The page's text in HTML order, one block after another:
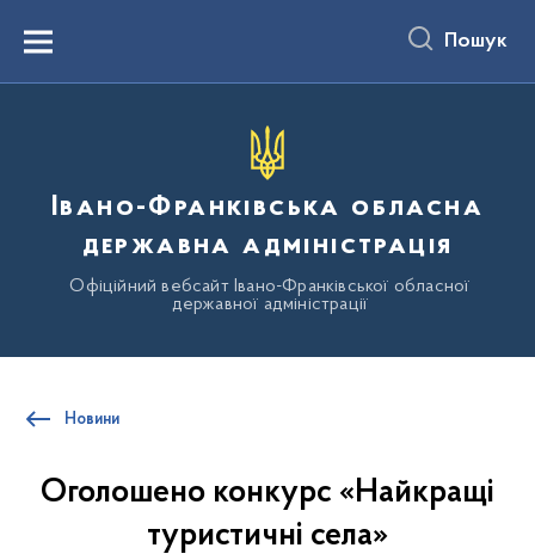
вмістуMenu Пошук
Івано-Франківська обласна
державна адміністрація
Офіційний вебсайт Івано-Франківської обласної
державної адміністрації
Новини
Оголошено конкурс «Найкращі
туристичні села»